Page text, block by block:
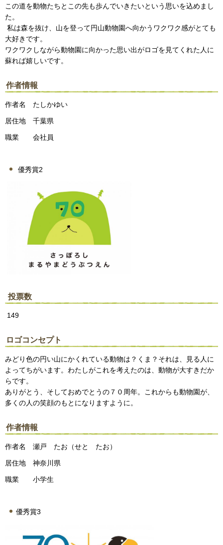
この道を動物たちとこの先も歩んでいきたいという思いを込めまし
た。
私は森を抜け、山を登って円山動物園へ向かうワクワク感がとても
大好きです。
ワクワクしながら動物園に向かった思い出がロゴを見てくれた人に
蘇れば嬉しいです。
作者情報
作者名 たしかゆい
居住地 千葉県
職業 会社員
優秀賞2
投票数
149
ロゴコンセプト
みどり色の円い山にかくれている動物は？くま？それは、見る人に
よってちがいます。わたしがこれを考えたのは、動物が大すきだか
らです。
ありがとう、そしておめでとうの７０周年。これからも動物園が、
多くの人の笑顔のもとになりますように。
作者情報
作者名 瀬戸 たお（せと たお）
居住地 神奈川県
職業 小学生
優秀賞3